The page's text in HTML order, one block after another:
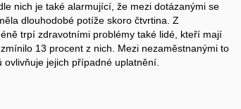
nich je také alarmující, že mezi dotázanými se
dlouhodobé potíže skoro čtvrtina. Z
trpí zdravotními problémy také lidé, kteří mají
13 procent z nich. Mezi nezaměstnanými to
ovlivňuje jejich případné uplatnění.